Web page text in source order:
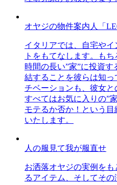
オヤジの物件案内人「
イタリアでは、自宅や
トをもてなします。も
時間の長い”家”に投資
結することを彼らは知
チベーションも、彼女と
すべてはお気に入りの”
モテるか否か！という
いたします。
人の服見て我が服直せ
お洒落オヤジの実例を
るアイテム、そしてその